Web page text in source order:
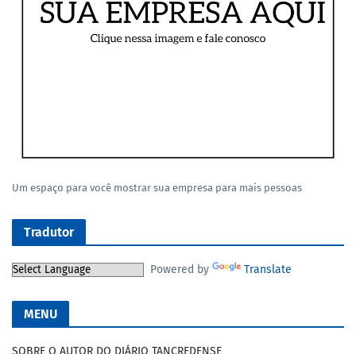
Um espaço para você mostrar sua empresa para mais pessoas
Tradutor
Powered by Translate
MENU